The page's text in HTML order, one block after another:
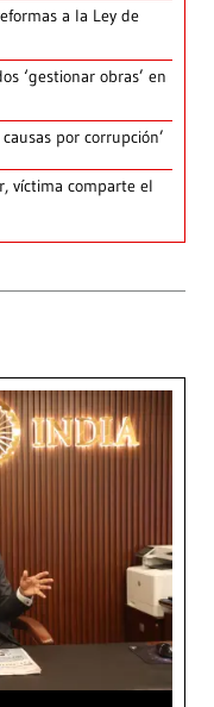
a la Ley de
‘gestionar obras’ en
por corrupción’
víctima comparte el